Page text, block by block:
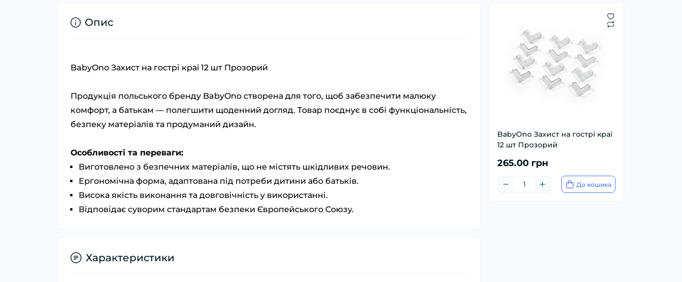
BabyOno Захист на гострі краї
12 шт Прозорий
265.00 грн
До кошика
Опис
BabyOno Захист на гострі краї 12 шт Прозорий
Продукція польського бренду BabyOno створена для того, щоб забезпечити малюку
комфорт, а батькам — полегшити щоденний догляд. Товар поєднує в собі функціональність,
безпеку матеріалів та продуманий дизайн.
Особливості та переваги:
Виготовлено з безпечних матеріалів, що не містять шкідливих речовин.
Ергономічна форма, адаптована під потреби дитини або батьків.
Висока якість виконання та довговічність у використанні.
Відповідає суворим стандартам безпеки Європейського Союзу.
Характеристики